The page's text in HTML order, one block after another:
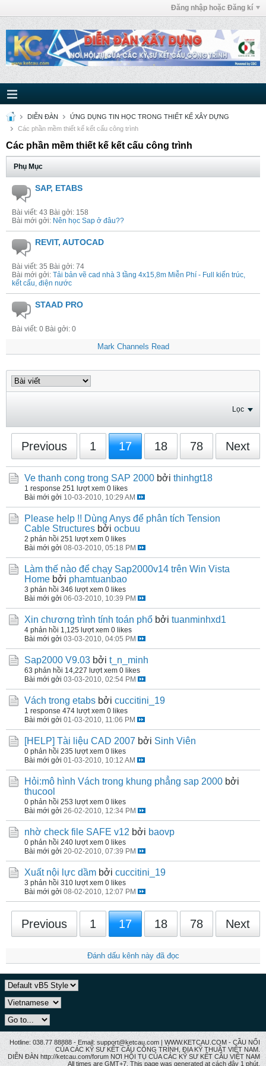
Đăng nhập hoặc Đăng kí
DIỄN ĐÀN
ỨNG DỤNG TIN HỌC TRONG THIẾT KẾ XÂY DỰNG
Các phần mềm thiết kế kết cấu công trình
Các phần mềm thiết kế kết cấu công trình
Phụ Mục
SAP, ETABS
Bài viết: 43 Bài gởi: 158
Bài mới gởi: Nên học Sap ở đâu??
REVIT, AUTOCAD
Bài viết: 35 Bài gởi: 74
Bài mới gởi: Tải bản vẽ cad nhà 3 tầng 4x15,8m Miễn Phí - Full kiến trúc,
kết cấu, điện nước
STAAD PRO
Bài viết: 0 Bài gởi: 0
Mark Channels Read
Lọc
Previous 1 17 18 78 Next
Ve thanh cong trong SAP 2000 bởi thinhgt18
1 response 251 lượt xem 0 likes
Bài mới gởi 10-03-2010, 10:29 AM
Please help !! Dùng Anys để phân tích Tension
Cable Structures bởi ocbuu
2 phản hồi 251 lượt xem 0 likes
Bài mới gởi 08-03-2010, 05:18 PM
Làm thế nào để chạy Sap2000v14 trên Win Vista
Home bởi phamtuanbao
3 phản hồi 346 lượt xem 0 likes
Bài mới gởi 06-03-2010, 10:39 PM
Xin chương trình tính toán phổ bởi tuanminhxd1
4 phản hồi 1,125 lượt xem 0 likes
Bài mới gởi 03-03-2010, 04:05 PM
Sap2000 V9.03 bởi t_n_minh
63 phản hồi 14,227 lượt xem 0 likes
Bài mới gởi 03-03-2010, 02:54 PM
Vách trong etabs bởi cuccitini_19
1 response 474 lượt xem 0 likes
Bài mới gởi 01-03-2010, 11:06 PM
[HELP] Tài liệu CAD 2007 bởi Sinh Viên
0 phản hồi 235 lượt xem 0 likes
Bài mới gởi 01-03-2010, 10:12 AM
Hỏi:mô hình Vách trong khung phẳng sap 2000 bởi
thucool
0 phản hồi 253 lượt xem 0 likes
Bài mới gởi 26-02-2010, 12:34 PM
nhờ check file SAFE v12 bởi baovp
0 phản hồi 240 lượt xem 0 likes
Bài mới gởi 20-02-2010, 07:39 PM
Xuất nội lực dầm bởi cuccitini_19
3 phản hồi 310 lượt xem 0 likes
Bài mới gởi 08-02-2010, 12:07 PM
Previous 1 17 18 78 Next
Đánh dấu kênh này đã đọc
Hotline: 038.77 88888 - Email: support@ketcau.com | WWW.KETCAU.COM - CẦU NỐI
CỦA CÁC KỸ SƯ KẾT CẤU CÔNG TRÌNH, ĐỊA KỸ THUẬT VIỆT NAM.
DIỄN ĐÀN http://ketcau.com/forum NƠI HỘI TỤ CỦA CÁC KỸ SƯ KẾT CÂU VIỆT NAM
All times are GMT+7. This page was generated at cách đây 1 phút.